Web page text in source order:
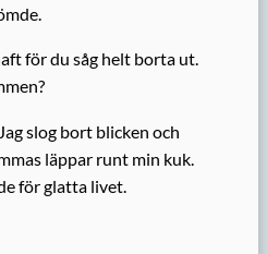
för du såg helt borta ut.
slog bort blicken och
läppar runt min kuk.
för glatta livet.